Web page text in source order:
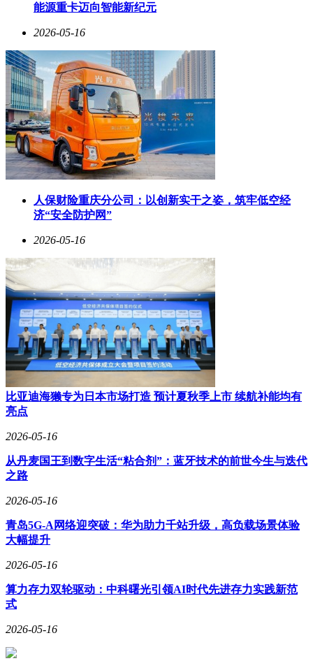
6/19/16/26/S5等5条地铁线路覆盖全域，实现与双机场、天府
高铁站及传统主城的高效互联。这种以公共交通为导向的
便捷的出行体验。
项目总净用地面积51.8亩，总计容建筑面积107100㎡，容积率
2T3，总层高21-25层。目前推出的59号地块为现房销售，包含
6栋住宅共462套，主力户型为143-162㎡的精装四房双卫设
计。装修标准达4040元/㎡，单价区间2.5-3万元/㎡，总价范围
143㎡户型350-420万元，162㎡户型390-530万元。物业由招商
积余提供服务，物业费为4.18元/㎡/月。
在规划设计方面，天樾境C区创新性地融合了公园引领
（POD）、交通引导（TOD）、活力引动（VOD）的"3D融
合"理念。项目西侧毗邻招商蛇口在建的396米超塔地标，与规
以"川西秘境"为主题，通过自然高差打造双环两廊、川西十景
的园林景观，将架空层泛会所与景观体系无缝衔接，营造
出"宅中赏峰景、公园游绮境"的居住意境。
能源重卡迈向智能新纪元
2026-05-16
人保财险重庆分公司：以创新实干之姿，筑牢低空经
济“安全防护网”
2026-05-16
比亚迪海獭专为日本市场打造 预计夏秋季上市 续航补能均有
亮点
2026-05-16
从丹麦国王到数字生活“粘合剂”：蓝牙技术的前世今生与迭代
之路
2026-05-16
青岛5G-A网络迎突破：华为助力千站升级，高负载场景体验
大幅提升
2026-05-16
算力存力双轮驱动：中科曙光引领AI时代先进存力实践新范
式
2026-05-16